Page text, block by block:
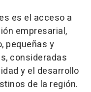
es el acceso a
empresarial,
pequeñas y
consideradas
y el desarrollo
de la región.